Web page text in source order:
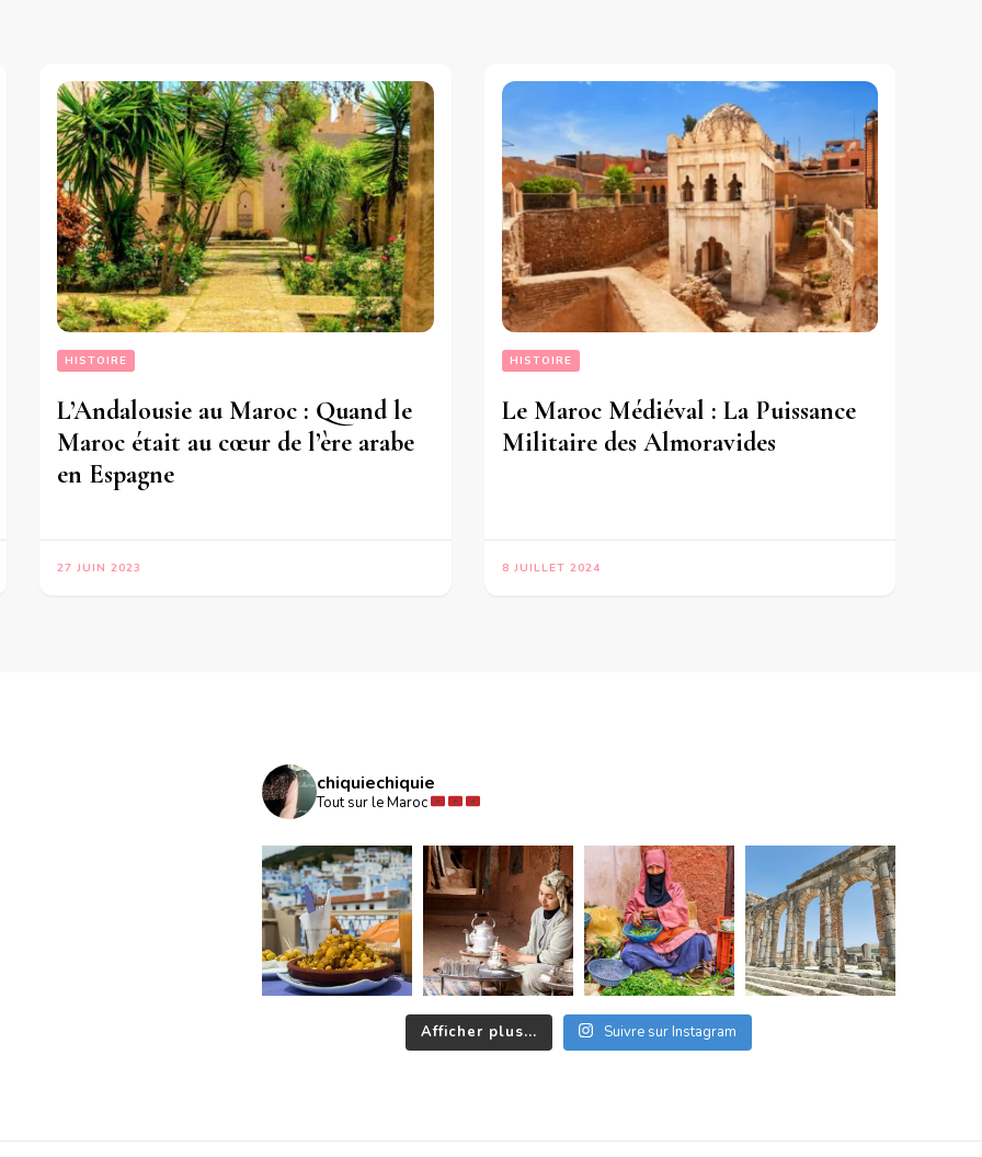
HISTOIRE
L’Andalousie au Maroc : Quand le
Maroc était au cœur de l’ère arabe
en Espagne
27 JUIN 2023
HISTOIRE
Le Maroc Médiéval : La Puissance
Militaire des Almoravides
8 JUILLET 2024
chiquiechiquie
Tout sur le Maroc
Afficher plus... Suivre sur Instagram